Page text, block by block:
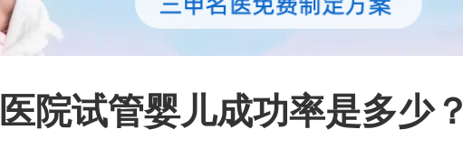
院试管婴儿成功率是多少？